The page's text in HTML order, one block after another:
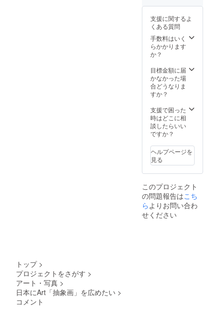
方とつなが
るために、
自身の作品
を紹介する
Webサイト
も現在制作
中です。
今後は、オ
ンラインで
も作品に触
れていただ
ける機会を
増やしてい
きたいと
思っていま
す。
---
ますの
で、あ
なたの
好きな
色でオ
リジナ
アをお
家に
飾って
※制作が
完了後
即時お
届けさ
ただき
ます。
※希望日
などが
した
ら、備
考欄に
ご記入
ますの
で、あ
なたの
好きな
色でオ
リジナ
アをお
家に
飾って
※制作が
完了後
即時お
届けさ
ただき
ます。
※希望日
などが
した
ら、備
考欄に
ご記入
をお願
など複
作では
繋ぎ絵
の様に
模様が
繋がる
り面白
い表現
ができ
るの
人的に
は複数
の注文
がおす
す。 も
ちろん
複数の
ご注文
ますの
で、あ
なたの
好きな
色でオ
作もで
す。 も
ちろん
複数の
ご注文
もでき
で、あ
なたの
好きな
色でオ
ルのイ
ンテリ
アをお
家に
みませ
んか？
※制作が
完了後
届けさ
せてい
ただき
ます。
※希望日
支援に関するよ
くある質問
手数料はいく
らかかります
か？
目標金額に届
かなかった場
合どうなりま
すか？
支援で困った
時はどこに相
談したらいい
ですか？
ヘルプページを
見る
このプロジェクト
の問題報告はこち
らよりお問い合わ
せください
トップ >
プロジェクトをさがす >
アート・写真 >
日本にArt「抽象画」を広めたい >
コメント